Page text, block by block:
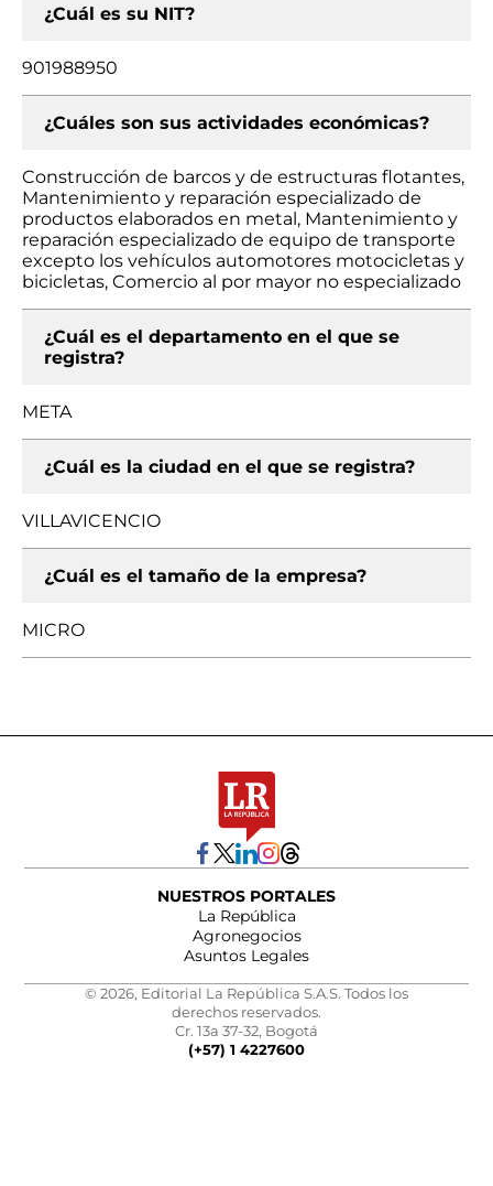
¿Cuál es su NIT?
901988950
¿Cuáles son sus actividades económicas?
Construcción de barcos y de estructuras flotantes,
Mantenimiento y reparación especializado de
productos elaborados en metal, Mantenimiento y
reparación especializado de equipo de transporte
excepto los vehículos automotores motocicletas y
bicicletas, Comercio al por mayor no especializado
¿Cuál es el departamento en el que se
registra?
META
¿Cuál es la ciudad en el que se registra?
VILLAVICENCIO
¿Cuál es el tamaño de la empresa?
MICRO
NUESTROS PORTALES
La República
Agronegocios
Asuntos Legales
© 2026, Editorial La República S.A.S. Todos los
derechos reservados.
Cr. 13a 37-32, Bogotá
(+57) 1 4227600